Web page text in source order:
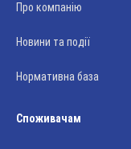
Про компанію
Новини та події
Нормативна база
Споживачам